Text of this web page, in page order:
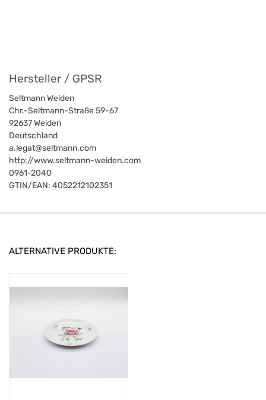
Hersteller / GPSR
Seltmann Weiden
Chr.-Seltmann-Straße 59-67
92637Weiden
Deutschland
a.legat@seltmann.com
http://www.seltmann-weiden.com
0961-2040
GTIN/EAN: 4052212102351
ALTERNATIVE PRODUKTE: